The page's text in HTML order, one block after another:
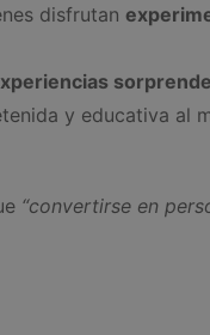
disfrutan
y educativa al
“convertirse en